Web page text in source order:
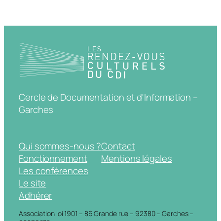
Cercle de Documentation et d'Information –
Garches
Qui sommes-nous ?
Fonctionnement
Les conférences
Le site
Adhérer
Contact
Mentions légales
Association loi 1901 – 86 Grande rue – 92380 – Garches –